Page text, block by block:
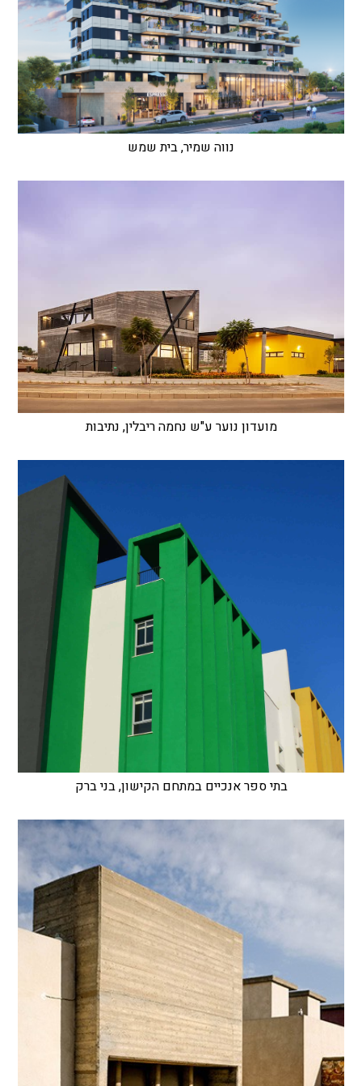
נווה שמיר, בית שמש
מועדון נוער ע"ש נחמה ריבלין, נתיבות
בתי ספר אנכיים במתחם הקישון, בני ברק